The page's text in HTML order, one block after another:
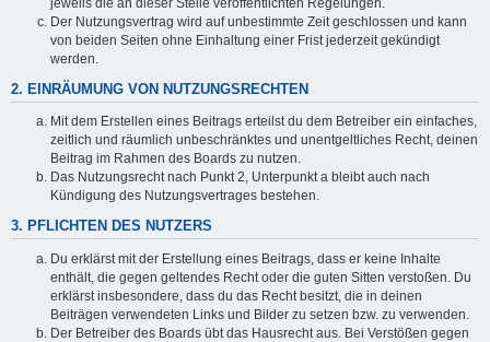
jeweils die an dieser Stelle veröffentlichten Regelungen.
Der Nutzungsvertrag wird auf unbestimmte Zeit geschlossen und kann
von beiden Seiten ohne Einhaltung einer Frist jederzeit gekündigt
werden.
2. EINRÄUMUNG VON NUTZUNGSRECHTEN
Mit dem Erstellen eines Beitrags erteilst du dem Betreiber ein einfaches,
zeitlich und räumlich unbeschränktes und unentgeltliches Recht, deinen
Beitrag im Rahmen des Boards zu nutzen.
Das Nutzungsrecht nach Punkt 2, Unterpunkt a bleibt auch nach
Kündigung des Nutzungsvertrages bestehen.
3. PFLICHTEN DES NUTZERS
Du erklärst mit der Erstellung eines Beitrags, dass er keine Inhalte
enthält, die gegen geltendes Recht oder die guten Sitten verstoßen. Du
erklärst insbesondere, dass du das Recht besitzt, die in deinen
Beiträgen verwendeten Links und Bilder zu setzen bzw. zu verwenden.
Der Betreiber des Boards übt das Hausrecht aus. Bei Verstößen gegen